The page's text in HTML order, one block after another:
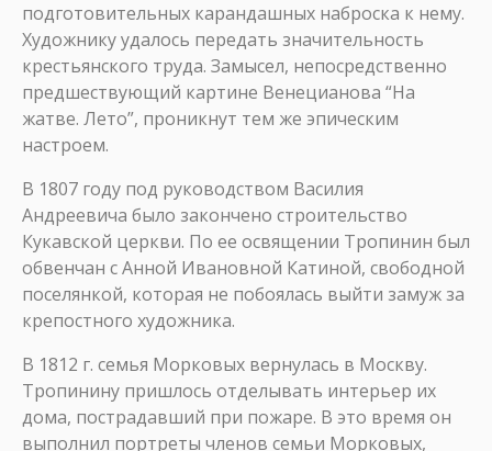
подготовительных карандашных наброска к нему.
Художнику удалось передать значительность
крестьянского труда. Замысел, непосредственно
предшествующий картине Венецианова “На
жатве. Лето”, проникнут тем же эпическим
настроем.
В 1807 году под руководством Василия
Андреевича было закончено строительство
Кукавской церкви. По ее освящении Тропинин был
обвенчан с Анной Ивановной Катиной, свободной
поселянкой, которая не побоялась выйти замуж за
крепостного художника.
В 1812 г. семья Морковых вернулась в Москву.
Тропинину пришлось отделывать интерьер их
дома, пострадавший при пожаре. В это время он
выполнил портреты членов семьи Морковых,